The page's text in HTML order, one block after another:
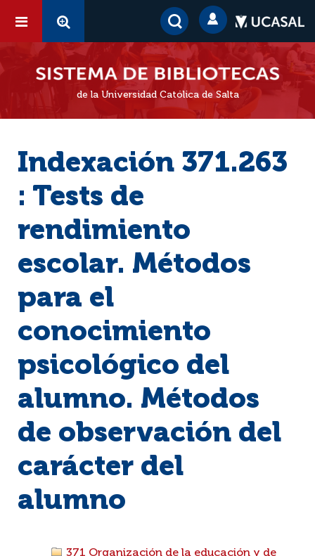
de la Universidad Católica de Salta
Indexación 371.263
: Tests de
rendimiento
escolar. Métodos
para el
conocimiento
psicológico del
alumno. Métodos
de observación del
carácter del
alumno
371 Organización de la educación y de